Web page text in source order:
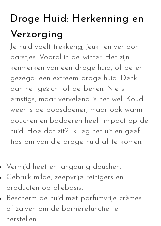
Droge Huid: Herkenning en
Verzorging
Je huid voelt trekkerig, jeukt en vertoont
barstjes. Vooral in de winter. Het zijn
kenmerken van een droge huid, of beter
gezegd: een extreem droge huid. Denk
aan het gezicht of de benen. Niets
ernstigs, maar vervelend is het wel. Koud
weer is de boosdoener, maar ook warm
douchen en badderen heeft impact op de
huid. Hoe dat zit? Ik leg het uit en geef
tips om van die droge huid af te komen.
Vermijd heet en langdurig douchen.
Gebruik milde, zeepvrije reinigers en
producten op oliebasis.
Bescherm de huid met parfumvrije crèmes
of zalven om de barrièrefunctie te
herstellen.